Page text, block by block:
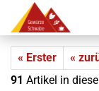
« Erster «
91 Artikel in